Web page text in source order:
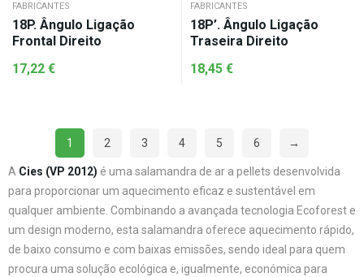
FABRICANTES
18P. Ângulo Ligação
Frontal Direito
17,22 €
FABRICANTES
18P’. Ângulo Ligação
Traseira Direito
18,45 €
1 2 3 4 5 6 →
A Cies (VP 2012) é uma salamandra de ar a pellets desenvolvida
para proporcionar um aquecimento eficaz e sustentável em
qualquer ambiente. Combinando a avançada tecnologia Ecoforest e
um design moderno, esta salamandra oferece aquecimento rápido,
de baixo consumo e com baixas emissões, sendo ideal para quem
procura uma solução ecológica e, igualmente, económica para